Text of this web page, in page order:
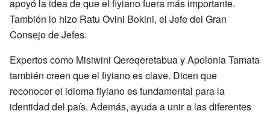
apoyó la idea de que el fiyiano fuera más importante.
También lo hizo Ratu Ovini Bokini, el Jefe del Gran
Consejo de Jefes.
Expertos como Misiwini Qereqeretabua y Apolonia Tamata
también creen que el fiyiano es clave. Dicen que
reconocer el idioma fiyiano es fundamental para la
identidad del país. Además, ayuda a unir a las diferentes